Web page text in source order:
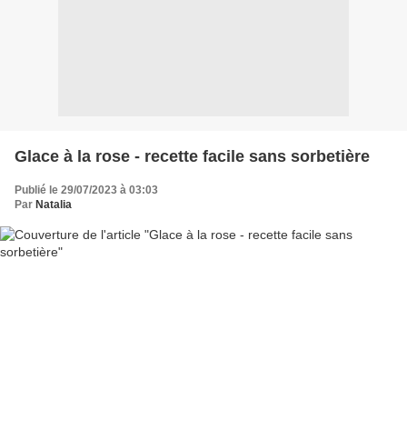
Glace à la rose - recette facile sans sorbetière
Publié le 29/07/2023 à 03:03
Par Natalia